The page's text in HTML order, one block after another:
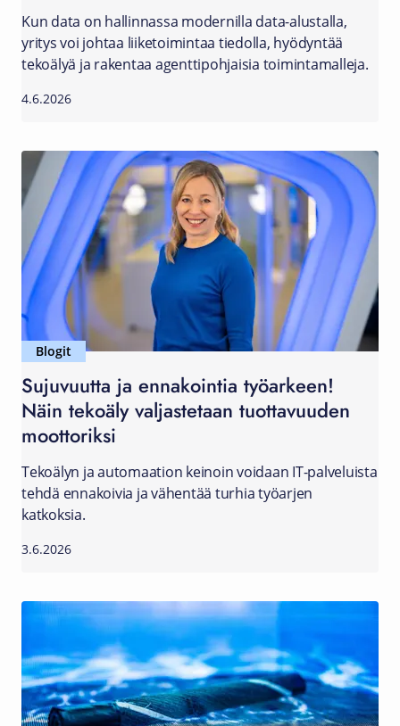
Kun data on hallinnassa modernilla data-alustalla,
yritys voi johtaa liiketoimintaa tiedolla, hyödyntää
tekoälyä ja rakentaa agenttipohjaisia toimintamalleja.
4.6.2026
Blogit
Sujuvuutta ja ennakointia työarkeen!
Näin tekoäly valjastetaan tuottavuuden
moottoriksi
Tekoälyn ja automaation keinoin voidaan IT-palveluista
tehdä ennakoivia ja vähentää turhia työarjen
katkoksia.
3.6.2026